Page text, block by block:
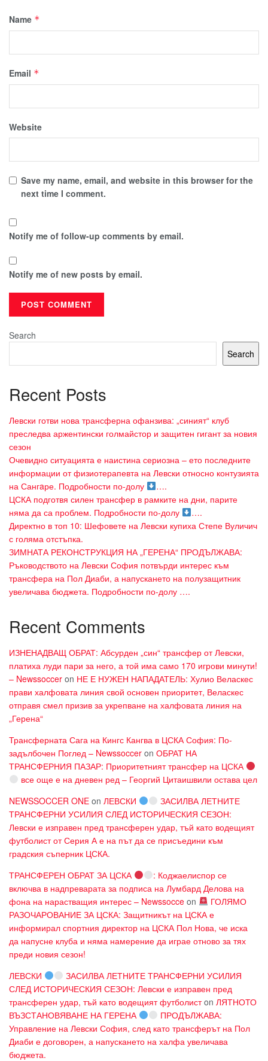
Name *
Email *
Website
Save my name, email, and website in this browser for the
next time I comment.
Notify me of follow-up comments by email.
Notify me of new posts by email.
Search
Search
Recent Posts
Левски готви нова трансферна офанзива: „синият“ клуб
преследва аржентински голмайстор и защитен гигант за новия
сезон
Очевидно ситуацията е наистина сериозна – ето последните
информации от физиотерапевта на Левски относно контузията
на Сангaре. Подробности по-долу
….
ЦСКА подготвя силен трансфер в рамките на дни, парите
няма да са проблем. Подробности по-долу
….
Директно в топ 10: Шефовете на Левски купиха Степе Вуличич
с голяма отстъпка.
ЗИМНАТА РЕКОНСТРУКЦИЯ НА „ГЕРЕНА“ ПРОДЪЛЖАВА:
Ръководството на Левски София потвърди интерес към
трансфера на Пол Диаби, а напускането на полузащитник
увеличава бюджета. Подробности по-долу ….
Recent Comments
ИЗНЕНАДВАЩ ОБРАТ: Абсурден „син“ трансфер от Левски,
платиха луди пари за него, а той има само 170 игрови минути!
– Newssoccer on НЕ Е НУЖЕН НАПАДАТЕЛЬ: Хулио Веласкес
прави халфовата линия свой основен приоритет, Веласкес
отправя смел призив за укрепване на халфовата линия на
„Герена“
Трансферната Сага на Кингс Кангва в ЦСКА София: По-
задълбочен Поглед – Newssoccer on ОБРАТ НА
ТРАНСФЕРНИЯ ПАЗАР: Приоритетният трансфер на ЦСКА
все още е на дневен ред – Георгий Цитаишвили остава цел
NEWSSOCCER ONE on ЛЕВСКИ
ЗАСИЛВА ЛЕТНИТЕ
ТРАНСФЕРНИ УСИЛИЯ СЛЕД ИСТОРИЧЕСКИЯ СЕЗОН:
Левски е изправен пред трансферен удар, тъй като водещият
футболист от Серия А е на път да се присъедини към
градския съперник ЦСКА.
ТРАНСФЕРЕН ОБРАТ ЗА ЦСКА
: Коджаелиспор се
включва в надпреварата за подписа на Лумбард Делова на
фона на нарастващия интерес – Newssocce on
ГОЛЯМО
РАЗОЧАРОВАНИЕ ЗА ЦСКА: Защитникът на ЦСКА е
информирал спортния директор на ЦСКА Пол Нова, че иска
да напусне клуба и няма намерение да играе отново за тях
преди новия сезон!
ЛЕВСКИ
ЗАСИЛВА ЛЕТНИТЕ ТРАНСФЕРНИ УСИЛИЯ
СЛЕД ИСТОРИЧЕСКИЯ СЕЗОН: Левски е изправен пред
трансферен удар, тъй като водещият футболистon ЛЯТНОТО
ВЪЗСТАНОВЯВАНЕ НА ГЕРЕНА
ПРОДЪЛЖАВА:
Управление на Левски София, след като трансферът на Пол
Диаби е договорен, а напускането на халфа увеличава
бюджета.